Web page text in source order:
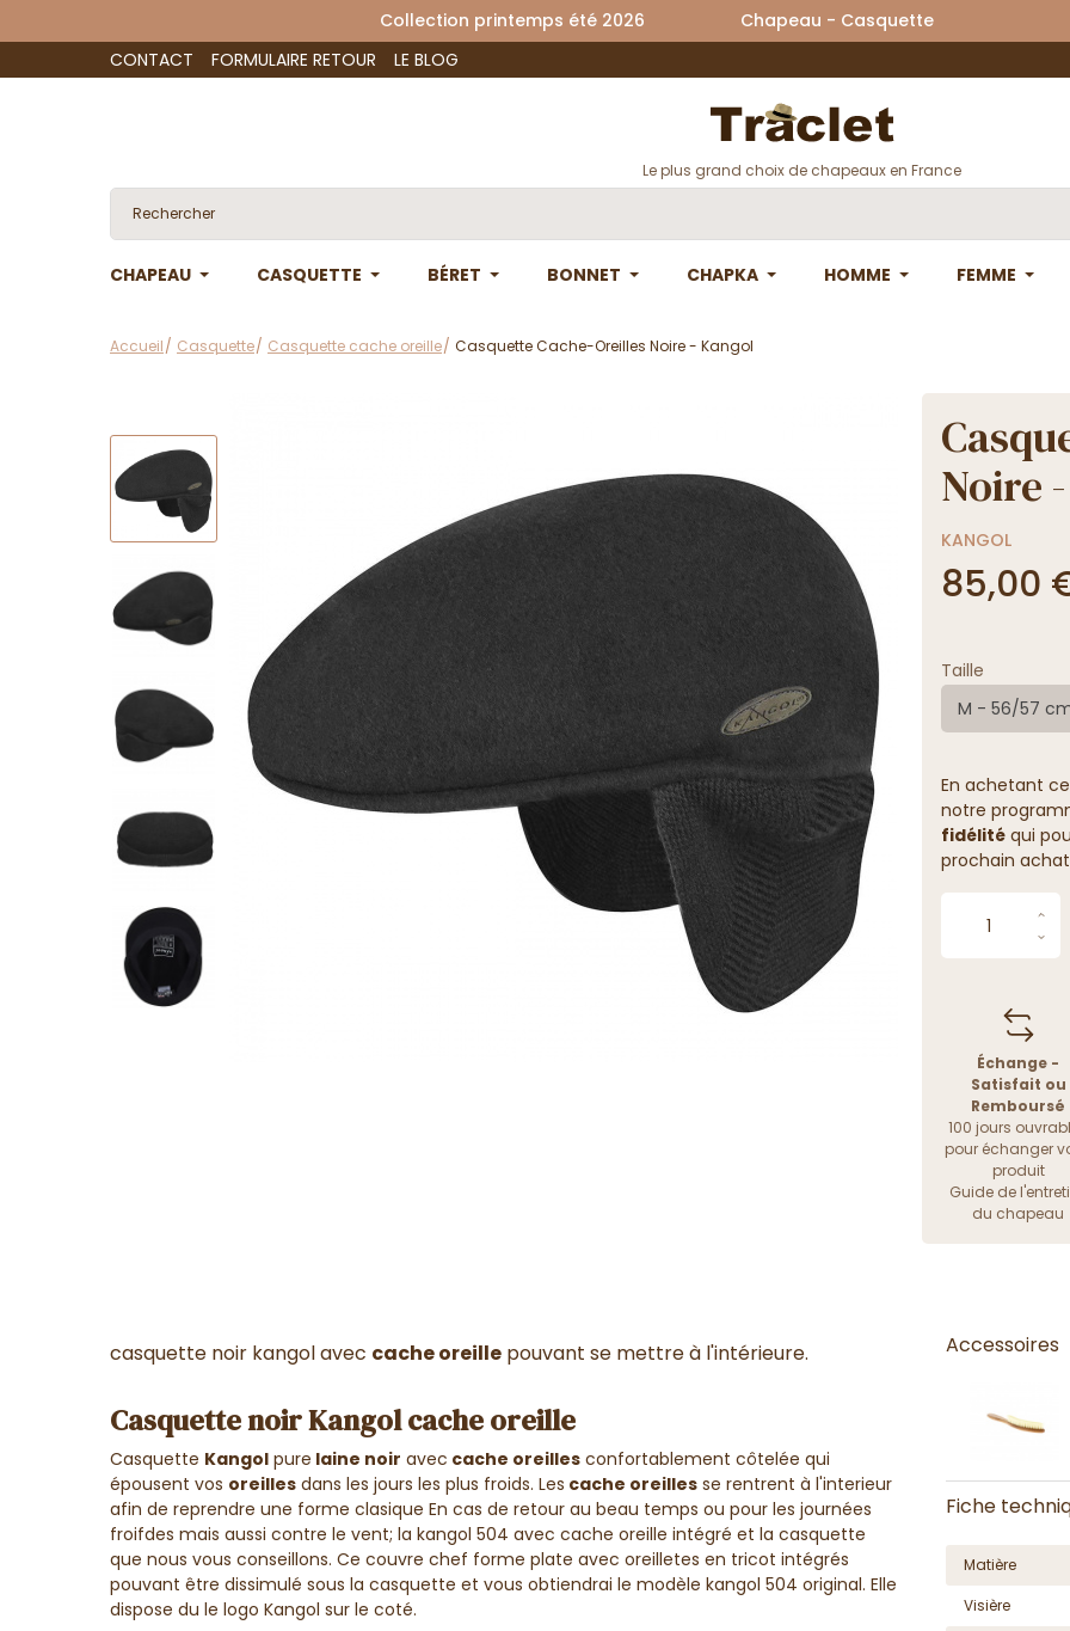
Collection printemps été 2026 Chapeau - Casquette
CONTACT
FORMULAIRE RETOUR LE BLOG
Le plus grand choix de chapeaux en France
CHAPEAU CASQUETTE BÉRET BONNET CHAPKA HOMME FEMME
Accueil Casquette Casquette cache oreille Casquette Cache-Oreilles Noire - Kangol
Noire
KANGOL
85,00
Taille
M - 56/57
En achetant
notre
fidélitéqui
prochain
Échange -
Satisfait ou
Remboursé
100 jours
pour échanger
produit
Guide de
du chapeau
casquette noir kangol avec cache oreille pouvant se mettre à l'intérieure.
Casquette noir Kangol cache oreille
Casquette Kangol pure laine noir avec cache oreilles confortablement côtelée qui
épousent vos oreilles dans les jours les plus froids. Les cache oreilles se rentrent à l'interieur
afin de reprendre une forme clasique En cas de retour au beau temps ou pour les journées
froifdes mais aussi contre le vent; la kangol 504 avec cache oreille intégré et la casquette
que nous vous conseillons. Ce couvre chef forme plate avec oreilletes en tricot intégrés
pouvant être dissimulé sous la casquette et vous obtiendrai le modèle kangol 504 original. Elle
dispose du le logo Kangol sur le coté.
Accessoires
Fiche
Matière
Visière